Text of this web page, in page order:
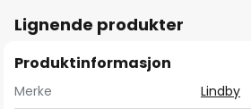
Lignende produkter
Produktinformasjon
Merke
Lindby